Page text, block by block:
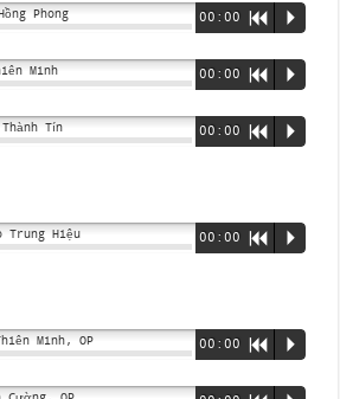
Phong 00:00 R P
Minh 00:00 R P
Tín 00:00 R P
Trung Hiệu 00:00 R P
Minh, OP 00:00 R P